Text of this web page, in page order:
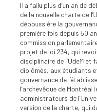
Il a fallu plus d’un an de
de la nouvelle charte de
dépoussière la
première fois depuis 50
commission
projet de loi 234, qui
disciplinaire de l’UdeM
diplômés, aux étudiants
gouvernance de
l’archevêque de Montréal
administrateurs de
version de la charte, qui